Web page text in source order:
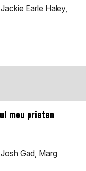
Earle Haley,
meu prieten
Gad, Marg